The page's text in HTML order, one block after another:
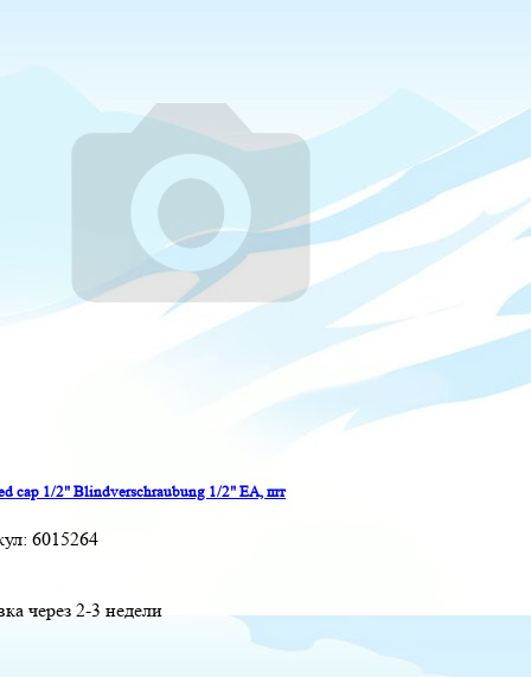
cap 1/2" Blindverschraubung 1/2" EA, шт
6015264
через 2-3 недели